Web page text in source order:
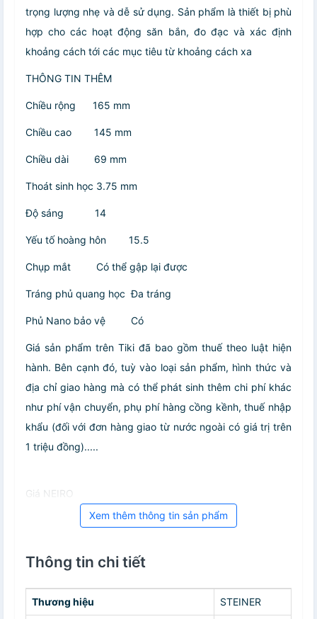
trọng lượng nhẹ và dễ sử dụng. Sản phẩm là thiết bị phù
hợp cho các hoạt động săn bắn, đo đạc và xác định
khoảng cách tới các mục tiêu từ khoảng cách xa
THÔNG TIN THÊM
Chiều rộng 165 mm
Chiều cao 145 mm
Chiều dài 69 mm
Thoát sinh học 3.75 mm
Độ sáng 14
Yếu tố hoàng hôn 15.5
Chụp mắt Có thể gập lại được
Tráng phủ quang học Đa tráng
Phủ Nano bảo vệ Có
Giá sản phẩm trên Tiki đã bao gồm thuế theo luật hiện
hành. Bên cạnh đó, tuỳ vào loại sản phẩm, hình thức và
địa chỉ giao hàng mà có thể phát sinh thêm chi phí khác
như phí vận chuyển, phụ phí hàng cồng kềnh, thuế nhập
khẩu (đối với đơn hàng giao từ nước ngoài có giá trị trên
1 triệu đồng).....
Giá NEIRO
Xem thêm thông tin sản phẩm
Thông tin chi tiết
Thương hiệu STEINER